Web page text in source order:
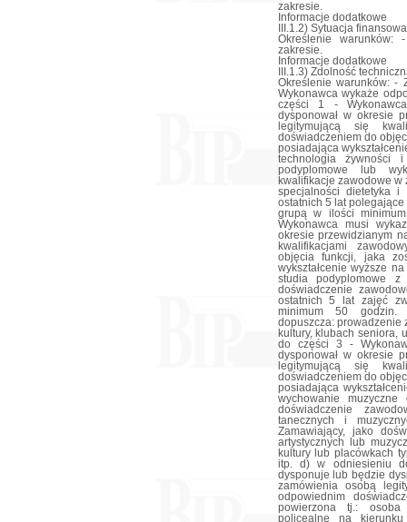
zakresie.
Informacje dodatkowe
III.1.2) Sytuacja
Określenie warunków:
zakresie.
Informacje dodatkowe
III.1.3) Zdolność
Określenie warunków: -
Wykonawca wykaże
części 1 -
dysponował w okresie
legitymującą się
doświadczeniem do
posiadająca
technologia żywności
podyplomowe lub
kwalifikacje zawodowe
specjalności dietetyka i
ostatnich 5 lat
grupą w ilości
Wykonawca musi
okresie przewidzianym
kwalifikacjami
objęcia funkcji, jaka
wykształcenie wyższe
studia podyplomowe
doświadczenie
ostatnich 5 lat zajęć
minimum 50 godzin.
dopuszcza: prowadzenie
kultury, klubach seniora,
do części 3 -
dysponował w okresie
legitymującą się
doświadczeniem do
posiadająca
wychowanie
doświadczenie
tanecznych i
Zamawiający, jako
artystycznych lub
kultury lub placówkach
itp. d) w odniesieniu
dysponuje lub będzie
zamówienia osobą
odpowiednim
powierzona tj.: osoba
policealne na